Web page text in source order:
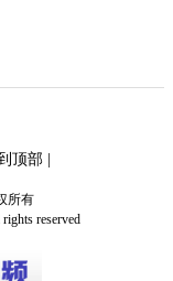
顶部|
所有
reserved